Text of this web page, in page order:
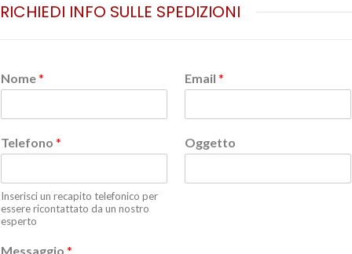
RICHIEDI INFO SULLE SPEDIZIONI
Nome* Email *
Telefono *
Inserisci un recapito telefonico per
essere ricontattato da un nostro
esperto
Oggetto
Messaggio *